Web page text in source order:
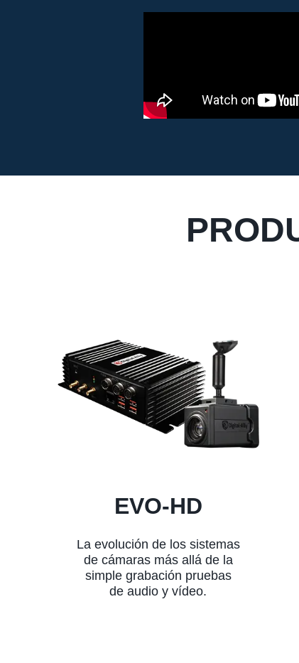
EVO-HD
La evolución de los sistemas
de cámaras más allá de la
simple grabación pruebas
de audio y vídeo.